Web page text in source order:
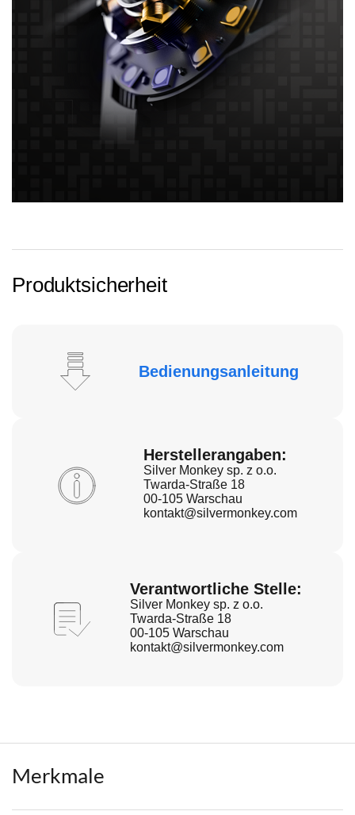
Produktsicherheit
Bedienungsanleitung
Herstellerangaben:
Silver Monkey sp. z o.o.
Twarda-Straße 18
00-105 Warschau
kontakt@silvermonkey.com
Verantwortliche Stelle:
Silver Monkey sp. z o.o.
Twarda-Straße 18
00-105 Warschau
kontakt@silvermonkey.com
Merkmale